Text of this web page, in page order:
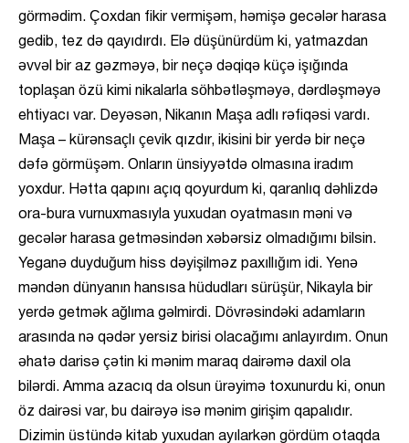
görmədim. Çoxdan fikir vermişəm, həmişə gecələr harasa
gedib, tez də qayıdırdı. Elə düşünürdüm ki, yatmazdan
əvvəl bir az gəzməyə, bir neçə dəqiqə küçə işığında
toplaşan özü kimi nikalarla söhbətləşməyə, dərdləşməyə
ehtiyacı var. Deyəsən, Nikanın Maşa adlı rəfiqəsi vardı.
Maşa – kürənsaçlı çevik qızdır, ikisini bir yerdə bir neçə
dəfə görmüşəm. Onların ünsiyyətdə olmasına iradım
yoxdur. Hətta qapını açıq qoyurdum ki, qaranlıq dəhlizdə
ora-bura vurnuxmasıyla yuxudan oyatmasın məni və
gecələr harasa getməsindən xəbərsiz olmadığımı bilsin.
Yeganə duyduğum hiss dəyişilməz paxıllığım idi. Yenə
məndən dünyanın hansısa hüdudları sürüşür, Nikayla bir
yerdə getmək ağlıma gəlmirdi. Dövrəsindəki adamların
arasında nə qədər yersiz birisi olacağımı anlayırdım. Onun
əhatə darisə çətin ki mənim maraq dairəmə daxil ola
bilərdi. Amma azacıq da olsun ürəyimə toxunurdu ki, onun
öz dairəsi var, bu dairəyə isə mənim girişim qapalıdır.
Dizimin üstündə kitab yuxudan ayılarkən gördüm otaqda